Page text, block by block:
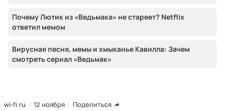
Почему Лютик из «Ведьмака» не стареет? Netflix
ответил мемом
Вирусная песня, мемы и хмыканье Кавилла: Зачем
смотреть сериал «Ведьмак»
wi-fi.ru 12 ноября Поделиться